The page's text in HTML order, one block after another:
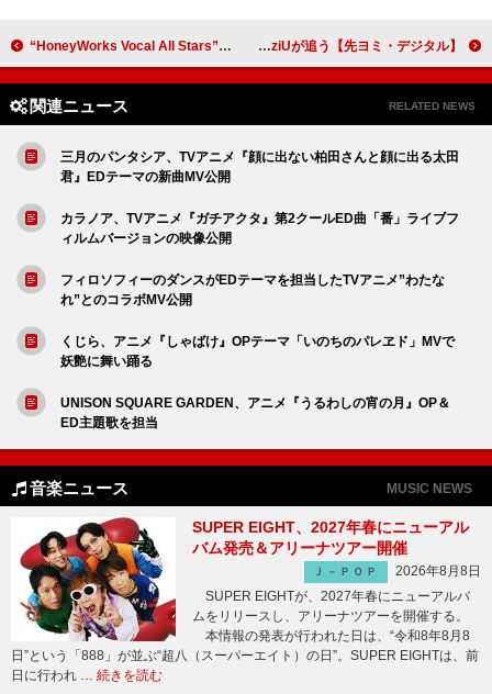
“HoneyWorks Vocal All Stars”、スペシャルなメンバー編成で「可愛くてごめん」披露 ＜THE FIRST TAKE＞ 【先ヨミ・デジタル】RADWIMPSトリビュートALが現在DLアルバム首位走行中 松任谷由実／NiziUが追う
関連ニュース RELATED NEWS
三月のパンタシア、TVアニメ『顔に出ない柏田さんと顔に出る太田
君』EDテーマの新曲MV公開
カラノア、TVアニメ『ガチアクタ』第2クールED曲「番」ライブフ
ィルムバージョンの映像公開
フィロソフィーのダンスがEDテーマを担当したTVアニメ”わたな
れ”とのコラボMV公開
くじら、アニメ『しゃばけ』OPテーマ「いのちのパレヱド」MVで
妖艶に舞い踊る
UNISON SQUARE GARDEN、アニメ『うるわしの宵の月』OP＆
ED主題歌を担当
音楽ニュース MUSIC NEWS
SUPER EIGHT、2027年春にニューアル
バム発売＆アリーナツアー開催
Ｊ－ＰＯＰ
2026年8月8日
SUPER EIGHTが、2027年春にニューアルバ
ムをリリースし、アリーナツアーを開催する。
本情報の発表が行われた日は、“令和8年8月8
日”という「888」が並ぶ“超八（スーパーエイト）の日”。SUPER EIGHTは、前
日に行われ … 続きを読む